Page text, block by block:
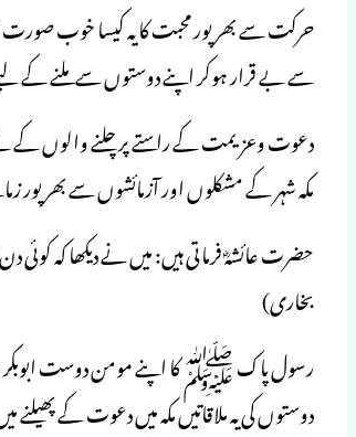
حرکت سے بھرپور محبت کا یہ کیسا خوب
سے بے قرار ہوکر اپنے دوستوں سے ملنے کے
دعوت وعزیمت کے راستے پر چلنے والوں کے لیے
مکہ شہر کے مشکلوں اور آزمائشوں سے
حضرت عائشہؓ فرماتی ہیں: میں نے دیکھا کہ
بخاری)
رسول پاک ﷺ کا اپنے مومن دوست ابوبکر
دوستوں کی یہ ملاقاتیں مکہ میں دعوت کے